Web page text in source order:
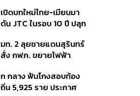
ต่อดอลลาร์
อนุทิน จ่อสอบต่อเอี่ยว
ตัดตอน ม.บูรพา หรือไม่
เปิดบทใหม่ไทย-เมียนมา
ดัน JTC ในรอบ 10 ปี ปลุก
ชายแดน ท่าเรือน้ำลึก
ทวาย
มท. 2 ลุยชายแดนสุรินทร์
สั่ง กฟภ. ขยายไฟฟ้า
350’ เสริมความมั่นคง
ชายแดน
ก กลาง ฟันโกงสอบท้อง
ถิ่น 5,925 ราย ประกาศ